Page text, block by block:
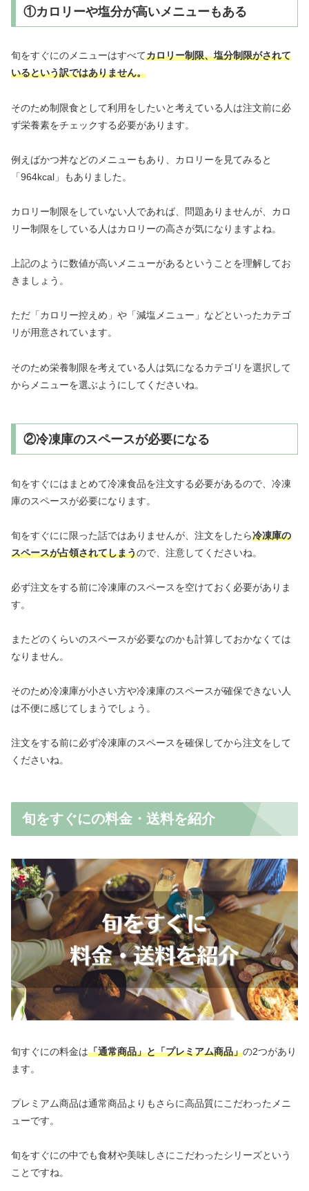
①カロリーや塩分が高いメニューもある
旬をすぐにのメニューはすべてカロリー制限、塩分制限がされて
いるという訳ではありません。
そのため制限食として利用をしたいと考えている人は注文前に必
ず栄養素をチェックする必要があります。
例えばかつ丼などのメニューもあり、カロリーを見てみると
「964kcal」もありました。
カロリー制限をしていない人であれば、問題ありませんが、カロ
リー制限をしている人はカロリーの高さが気になりますよね。
上記のように数値が高いメニューがあるということを理解してお
きましょう。
ただ「カロリー控えめ」や「減塩メニュー」などといったカテゴ
リが用意されています。
そのため栄養制限を考えている人は気になるカテゴリを選択して
からメニューを選ぶようにしてくださいね。
②冷凍庫のスペースが必要になる
旬をすぐにはまとめて冷凍食品を注文する必要があるので、冷凍
庫のスペースが必要になります。
旬をすぐにに限った話ではありませんが、注文をしたら冷凍庫の
スペースが占領されてしまうので、注意してくださいね。
必ず注文をする前に冷凍庫のスペースを空けておく必要がありま
す。
またどのくらいのスペースが必要なのかも計算しておかなくては
なりません。
そのため冷凍庫が小さい方や冷凍庫のスペースが確保できない人
は不便に感じてしまうでしょう。
注文をする前に必ず冷凍庫のスペースを確保してから注文をして
くださいね。
旬をすぐにの料金・送料を紹介
旬すぐにの料金は「通常商品」と「プレミアム商品」の2つがあり
ます。
プレミアム商品は通常商品よりもさらに高品質にこだわったメニ
ューです。
旬をすぐにの中でも食材や美味しさにこだわったシリーズという
ことですね。